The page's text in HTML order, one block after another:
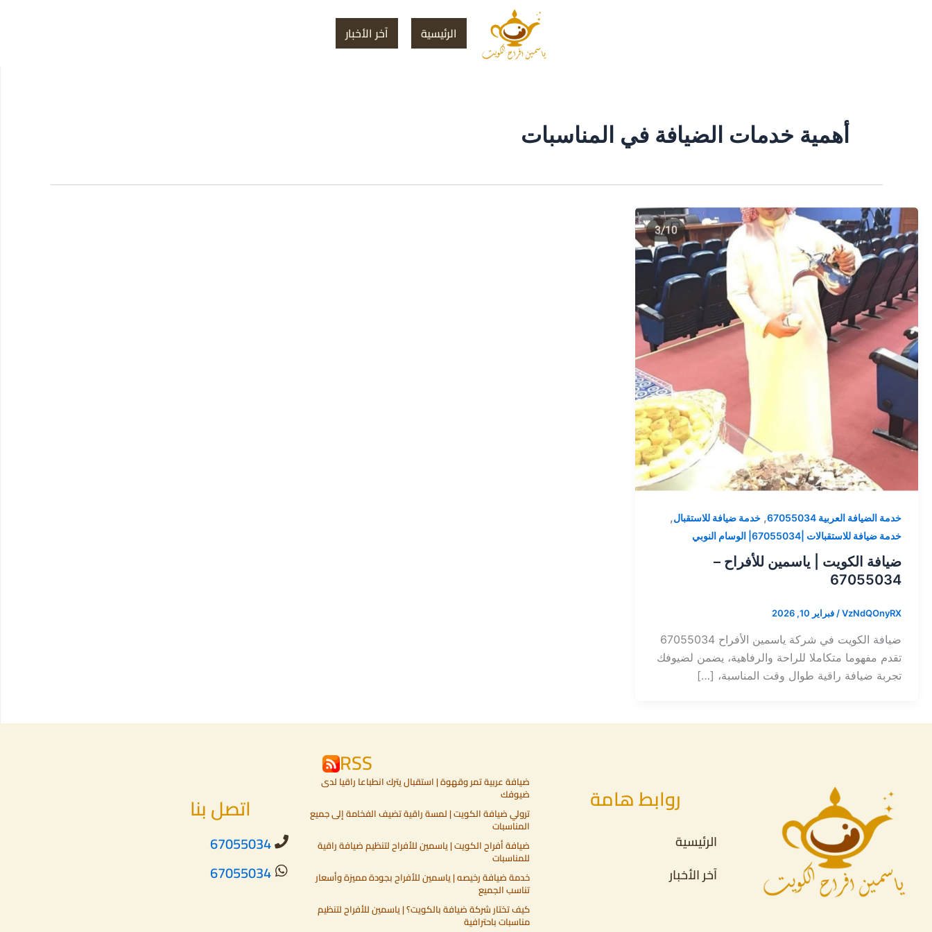
الرئيسية آخر الأخبار
أهمية خدمات الضيافة في المناسبات
خدمة الضيافة العربية 67055034 , خدمة ضيافة للاستقبال,
خدمة ضيافة للاستقبالات |67055034| الوسام النوبي
ضيافة الكويت | ياسمين للأفراح –
67055034
VzNdQOnyRX
/فبراير 10, 2026
ضيافة الكويت في شركة ياسمين الأفراح 67055034
تقدم مفهوما متكاملا للراحة والرفاهية، يضمن لضيوفك
تجربة ضيافة راقية طوال وقت المناسبة، […]
روابط هامة
الرئيسية
آخر الأخبار
RSS
ضيافة عربية تمر وقهوة | استقبال يترك انطباعا راقيا لدى
ضيوفك
ترولي ضيافة الكويت | لمسة راقية تضيف الفخامة إلى جميع
المناسبات
ضيافة أفراح الكويت | ياسمين للأفراح لتنظيم ضيافة راقية
للمناسبات
خدمة ضيافة رخيصه | ياسمين للأفراح بجودة مميزة وأسعار
تناسب الجميع
كيف تختار شركة ضيافة بالكويت؟ | ياسمين للأفراح لتنظيم
مناسبات باحترافية
اتصل بنا
67055034
67055034